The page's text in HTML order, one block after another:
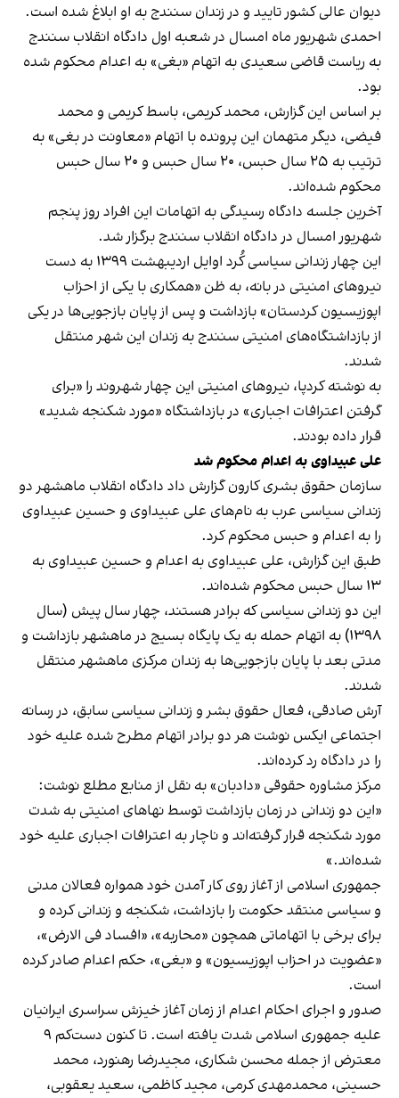
دیوان عالی کشور تایید و در زندان سنندج به او ابلاغ شده است.
احمدی شهریور ماه امسال در شعبه اول دادگاه انقلاب سنندج
به ریاست قاضی سعیدی به اتهام «بغی» به اعدام محکوم شده
بود.
بر اساس این گزارش، محمد کریمی، باسط کریمی و محمد
فیضی، دیگر متهمان این پرونده با اتهام «معاونت در بغی» به
ترتیب به ۲۵ سال حبس، ۲۰ سال حبس و ۲۰ سال حبس
محکوم شده‌اند.
آخرین جلسه دادگاه رسیدگی به اتهامات این افراد روز پنجم
شهریور امسال در دادگاه انقلاب سنندج برگزار شد.
این چهار زندانی سیاسی کُرد اوایل اردیبهشت‌‌ ١٣٩٩ به دست
نیروهای امنیتی در بانه، به ظن «همکاری با یکی از احزاب
اپوزیسیون کردستان» بازداشت و پس از پایان بازجویی‌ها در یکی
از بازداشتگاه‌‌های امنیتی سنندج به زندان این شهر منتقل
شدند.
به نوشته کردپا، نیروهای امنیتی این چهار شهروند را «برای
گرفتن اعترافات اجباری» در بازداشتگاه «مورد شکنجه شدید»
قرار داده‌ بودند.
علی عبیداوی به اعدام محکوم شد
سازمان حقوق بشری کارون گزارش داد دادگاه انقلاب ماهشهر دو
زندانی سیاسی عرب به نام‌های علی عبیداوی و حسین عبیداوی
را به اعدام و حبس محکوم کرد.
طبق این گزارش، علی عبیداوی به اعدام و حسین عبیداوی به
۱۳ سال حبس محکوم شده‌اند.
این دو زندانی سیاسی که برادر هستند، چهار سال پیش (سال
١٣٩٨) به اتهام حمله به یک پایگاه بسیج در ماهشهر بازداشت و
مدتی بعد با پایان بازجویی‌ها به زندان مرکزی ماهشهر منتقل
شدند.
آرش صادقی، فعال حقوق بشر و زندانی سیاسی سابق، در رسانه
اجتماعی ایکس نوشت هر دو برادر اتهام مطرح شده علیه خود
را در دادگاه رد کرده‌اند.
مرکز مشاوره حقوقی «دادبان» به نقل از منابع مطلع نوشت:
«این دو زندانی در زمان بازداشت توسط نهاهای امنیتی به شدت
مورد شکنجه قرار گرفته‌اند و ناچار به اعترافات اجباری علیه خود
شده‌اند.»
جمهوری اسلامی از آغاز روی کار آمدن خود همواره فعالان مدنی
و سیاسی منتقد حکومت را بازداشت، شکنجه و زندانی کرده و
برای برخی با اتهاماتی همچون «محاربه»، «افساد فی‌‌ الارض»،
«عضویت در احزاب اپوزیسیون» و «بغی»، حکم اعدام صادر کرده
است.
صدور و اجرای احکام اعدام از زمان آغاز خیزش سراسری ایرانیان
علیه جمهوری اسلامی شدت یافته است. تا کنون دست‌کم ۹
معترض از جمله محسن شکاری، مجیدرضا رهنورد، محمد
حسینی، محمدمهدی کرمی، مجید کاظمی، سعید یعقوبی،